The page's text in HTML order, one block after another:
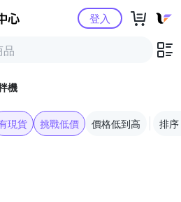
Yahoo購物中心登入
機
現貨 挑戰低價 價格低到高 排序